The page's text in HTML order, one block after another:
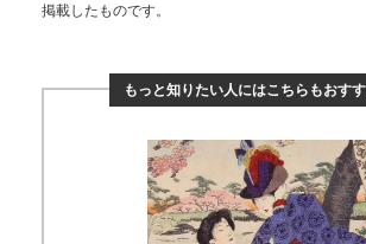
掲載したものです。
もっと知りたい人にはこちらもおす